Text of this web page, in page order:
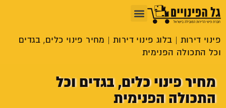
פינוי דירות | בלוג פינוי דירות | מחיר פינוי כלים, בגדים
וכל התכולה הפנימית
מחיר פינוי כלים, בגדים וכל
התכולה הפנימית